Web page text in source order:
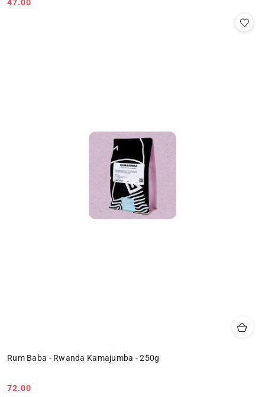
Cena:
47.00
Rum Baba - Rwanda Kamajumba - 250g
Cena:
72.00